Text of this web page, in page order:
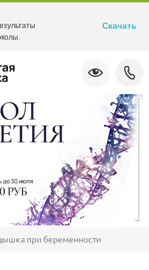
при беременности
Скачать